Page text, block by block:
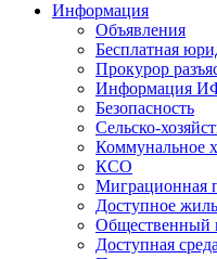
Информация
Объявления
Бесплатная
Прокурор
Информация
Безопасность
Сельско-
Коммунальное
КСО
Миграционная
Доступное
Общественный
Доступная среда